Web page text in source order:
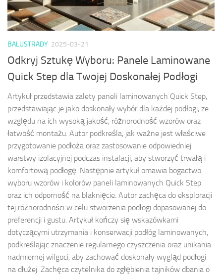
BALUSTRADY 2025-03-21
Odkryj Sztukę Wyboru: Panele Laminowane
Quick Step dla Twojej Doskonałej Podłogi
Artykuł przedstawia zalety paneli laminowanych Quick Step,
przedstawiając je jako doskonały wybór dla każdej podłogi, ze
względu na ich wysoką jakość, różnorodność wzorów oraz
łatwość montażu. Autor podkreśla, jak ważne jest właściwe
przygotowanie podłoża oraz zastosowanie odpowiedniej
warstwy izolacyjnej podczas instalacji, aby stworzyć trwałą i
komfortową podłogę. Następnie artykuł omawia bogactwo
wyboru wzorów i kolorów paneli laminowanych Quick Step
oraz ich odporność na blaknięcie. Autor zachęca do eksploracji
tej różnorodności w celu stworzenia podłogi dopasowanej do
preferencji i gustu. Artykuł kończy się wskazówkami
dotyczącymi utrzymania i konserwacji podłóg laminowanych,
podkreślając znaczenie regularnego czyszczenia oraz unikania
nadmiernej wilgoci, aby zachować doskonały wygląd podłogi
na dłużej. Zachęca czytelnika do zgłębienia tajników dbania o